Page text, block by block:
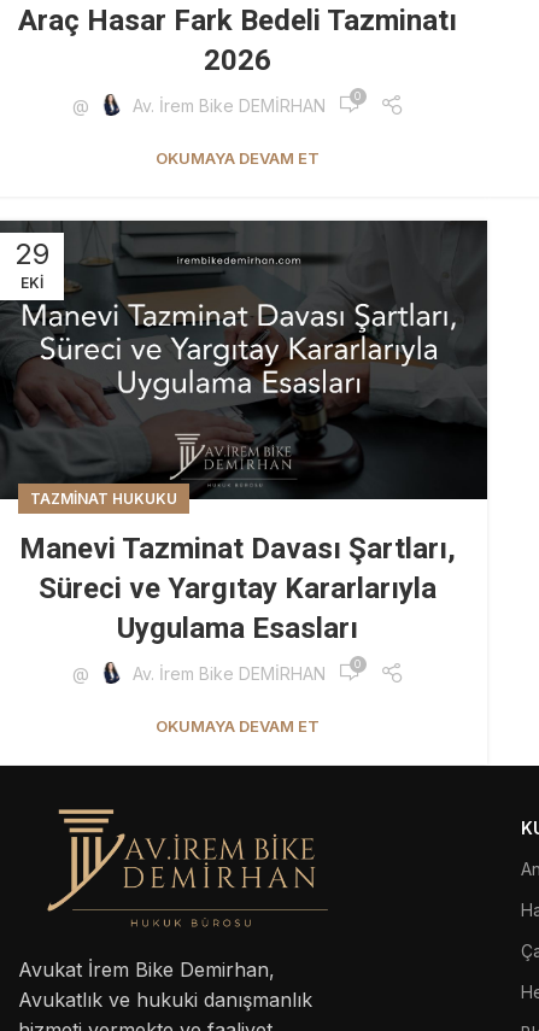
Araç Hasar Fark Bedeli Tazminatı
2026
@ Av. İrem Bike DEMİRHAN 0
OKUMAYA DEVAM ET
29
EKI
TAZMINAT HUKUKU
Manevi Tazminat Davası Şartları,
Süreci ve Yargıtay Kararlarıyla
Uygulama Esasları
@ Av. İrem Bike DEMİRHAN 0
OKUMAYA DEVAM ET
Avukat İrem Bike Demirhan,
Avukatlık ve hukuki danışmanlık